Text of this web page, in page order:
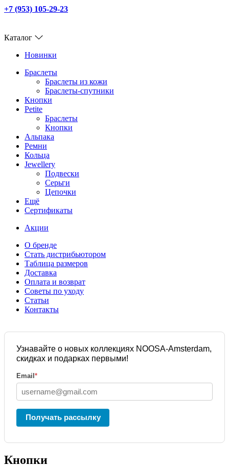
+7 (953) 105-29-23
Каталог
Новинки
Браслеты
Браслеты из кожи
Браслеты-спутники
Кнопки
Petite
Браслеты
Кнопки
Альпака
Ремни
Кольца
Jewellery
Подвески
Серьги
Цепочки
Ещё
Сертификаты
Акции
О бренде
Стать дистрибьютором
Таблица размеров
Доставка
Оплата и возврат
Советы по уходу
Статьи
Контакты
Узнавайте о новых коллекциях NOOSA-Amsterdam,
скидках и подарках первыми!
Email *
Получать рассылку
Кнопки